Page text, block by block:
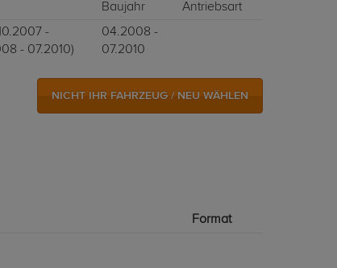
Baujahr
Antriebsart
-
- 07.2010)
04.2008 -
07.2010
NICHT IHR FAHRZEUG / NEU WÄHLEN
Format